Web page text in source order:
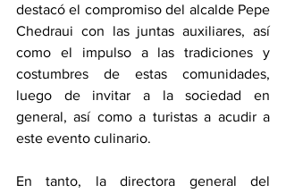
destacó el compromiso del alcalde Pepe
Chedraui con las juntas auxiliares, así
como el impulso a las tradiciones y
costumbres de estas comunidades,
luego de invitar a la sociedad en
general, así como a turistas a acudir a
este evento culinario.
En tanto, la directora general del